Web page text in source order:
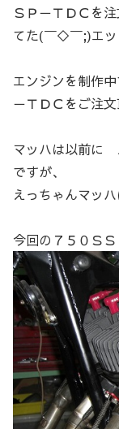
ＳＰ－ＴＤＣを
てた(￣◇￣;)エ
エンジンを制作
－ＴＤＣをご注
マッハは以前に
ですが、
えっちゃんマッ
今回の７５０Ｓ